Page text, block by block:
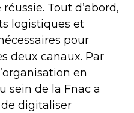
Tout d’abord,
logistiques et
pour
deux canaux. Par
en
sein de la Fnac a
digitaliser